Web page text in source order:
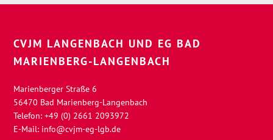
CVJM LANGENBACH UND EG BAD
MARIENBERG-LANGENBACH
Marienberger Straße 6
56470 Bad Marienberg-Langenbach
Telefon: +49 (0) 2661 2093972
E-Mail: info@cvjm-eg-lgb.de